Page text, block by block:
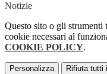
Notizie
Questo sito o gli strumenti
cookie necessari al
COOKIE POLICY.
Personalizza Rifiuta tutti